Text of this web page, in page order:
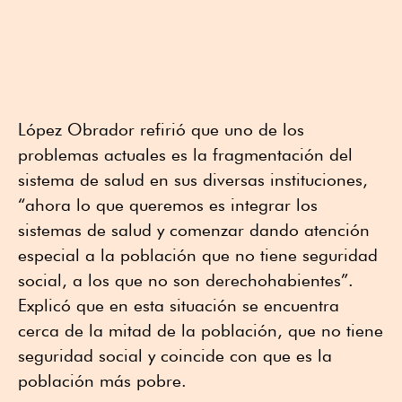
López Obrador refirió que uno de los
problemas actuales es la fragmentación del
sistema de salud en sus diversas instituciones,
“ahora lo que queremos es integrar los
sistemas de salud y comenzar dando atención
especial a la población que no tiene seguridad
social, a los que no son derechohabientes”.
Explicó que en esta situación se encuentra
cerca de la mitad de la población, que no tiene
seguridad social y coincide con que es la
población más pobre.